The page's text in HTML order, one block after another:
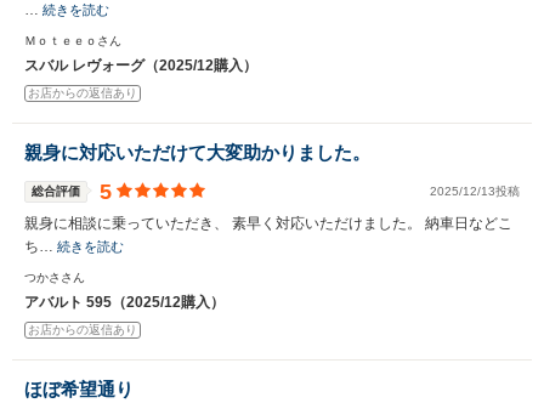
… 続きを読む
Ｍｏｔｅｅｏさん
スバル レヴォーグ（2025/12購入）
お店からの返信あり
親身に対応いただけて大変助かりました。
総合評価 5 2025/12/13投稿
親身に相談に乗っていただき、 素早く対応いただけました。 納車日などこ
ち… 続きを読む
つかささん
アバルト 595（2025/12購入）
お店からの返信あり
ほぼ希望通り